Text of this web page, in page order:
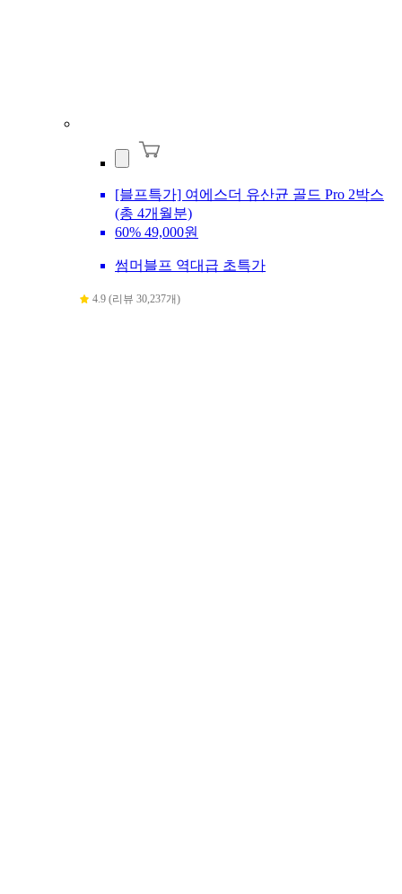
[블프특가] 여에스더 유산균 골드 Pro 2박스
(총 4개월분)
60% 49,000원
썸머블프 역대급 초특가
4.9 (리뷰 30,237개)